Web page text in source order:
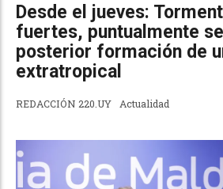
Desde el jueves:
fuertes, puntualmente
posterior formación de
extratropical
REDACCIÓN 220.UY Actualidad